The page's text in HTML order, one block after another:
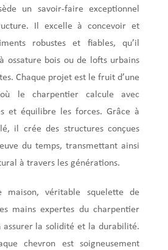
un savoir-faire exceptionnel
Il excelle à concevoir et
robustes et fiables, qu’il
à ossature bois ou de lofts urbains
Chaque projet est le fruit d’une
le charpentier calcule avec
et équilibre les forces. Grâce à
il crée des structures conçues
du temps, transmettant ainsi
à travers les générations.
maison, véritable squelette de
mains expertes du charpentier
assurer la solidité et la durabilité.
chevron est soigneusement